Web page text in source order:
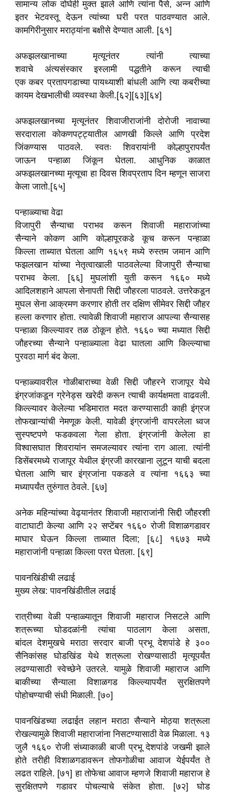
सामान्य लोक दोघेही मुक्त झाले आणि त्यांना पैसे, अन्न आणि
इतर भेटवस्तू देऊन त्यांच्या घरी परत पाठवण्यात आले.
कामगिरीनुसार मराठ्यांना बक्षीसे देण्यात आली. [६१]
अफझलखानाच्या मृत्यूनंतर त्यांनी त्याच्या
शवाचे अंत्यसंस्कार इस्लामी पद्धतीने करून त्याची
एक कबर प्रतापगडाच्या पायथ्याशी बांधली आणि त्या कबरीच्या
कायम देखभालीची व्यवस्था केली.[६२][६३][६४]
अफझलखानच्या मृत्यूनंतर शिवाजीराजांनी दोरोजी नावाच्या
सरदाराला कोकणपट्ट्यातील आणखी किल्ले आणि प्रदेश
जिंकण्यास पाठवले. स्वतः शिवरायांनी कोल्हापुरापर्यंत
जाऊन पन्हाळा जिंकून घेतला. आधुनिक काळात
अफझलखानच्या मृत्यूचा हा दिवस शिवप्रताप दिन म्हणून साजरा
केला जातो.[६५]
पन्हाळ्याचा वेढा
विजापुरी सैन्याचा पराभव करून शिवाजी महाराजांच्या
सैन्याने कोकण आणि कोल्हापूरकडे कूच करून पन्हाळा
किल्ला ताब्यात घेतला आणि १६५९ मध्ये रुस्तम जमान आणि
फझलखान यांच्या नेतृत्वाखाली पाठवलेल्या विजापुरी सैन्याचा
पराभव केला. [६६] मुघलांशी युती करून १६६० मध्ये
आदिलशहाने आपला सेनापती सिद्दी जौहरला पाठवले. उत्तरेकडून
मुघल सेना आक्रमण करणार होती तर दक्षिण सीमेवर सिद्दी जौहर
हल्ला करणार होता. त्यावेळी शिवाजी महाराज आपल्या सैन्यासह
पन्हाळा किल्ल्यावर तळ ठोकून होते. १६६० च्या मध्यात सिद्दी
जौहरच्या सैन्याने पन्हाळ्याला वेढा घातला आणि किल्ल्याचा
पुरवठा मार्ग बंद केला.
पन्हाळ्यावरील गोळीबाराच्या वेळी सिद्दी जौहरने राजापूर येथे
इंग्रजांकडून ग्रेनेड्स खरेदी करून त्याची कार्यक्षमता वाढवली.
किल्ल्यावर केलेल्या भडिमारात मदत करण्यासाठी काही इंग्रज
तोफखान्यांची नेमणूक केली. यावेळी इंग्रजांनी वापरलेला ध्वज
सुस्पष्टपणे फडकवला गेला होता. इंग्रजांनी केलेला हा
विश्वासघात शिवरायांन समजल्यावर त्यांना राग आला. त्यांनी
डिसेंबरमध्ये राजापूर येथील इंग्रजी कारखाना लुटून याची बदला
घेतला आणि चार इंग्रजांना पकडले व त्यांना १६६३ च्या
मध्यापर्यंत तुरुंगात ठेवले. [६७]
अनेक महिन्यांच्या वेढ्यानंतर शिवाजी महाराजांनी सिद्दी जौहरशी
वाटाघाटी केल्या आणि २२ सप्टेंबर १६६० रोजी विशाळगडावर
माघार घेऊन किल्ला ताब्यात दिला; [६८] १६७३ मध्ये
महाराजांनी पन्हाळा किल्ला परत घेतला. [६९]
पावनखिंडीची लढाई
मुख्य लेख: पावनखिंडीतील लढाई
रात्रीच्या वेळी पन्हाळ्यातून शिवाजी महाराज निसटले आणि
शत्रूच्या घोडदळांनी त्यांचा पाठलाग केला असता,
बांदल देशमुखचे मराठा सरदार बाजी प्रभू देशपांडे हे ३००
सैनिकांसह घोडखिंड येथे शत्रूला रोखण्यासाठी मृत्यूपर्यंत
लढण्यासाठी स्वेच्छेने उतरले. यामुळे शिवाजी महाराज आणि
बाकीच्या सैन्याला विशाळगड किल्ल्यापर्यंत सुरक्षितपणे
पोहोचण्याची संधी मिळाली. [७०]
पावनखिंडच्या लढाईत लहान मराठा सैन्याने मोठ्या शत्रूला
रोखल्यामुळे शिवाजी महाराजांना निसटण्यासाठी वेळ मिळाला. १३
जुलै १६६० रोजी संध्याकाळी बाजी प्रभू देशपांडे जखमी झाले
होते तरीही विशाळगडावरून तोफगोळीचा आवाज येईपर्यंत ते
लढत राहिले. [७१] हा तोफेचा आवाज म्हणजे शिवाजी महाराज हे
सुरक्षितपणे गडावर पोचल्याचे संकेत होता. [७२] घोड